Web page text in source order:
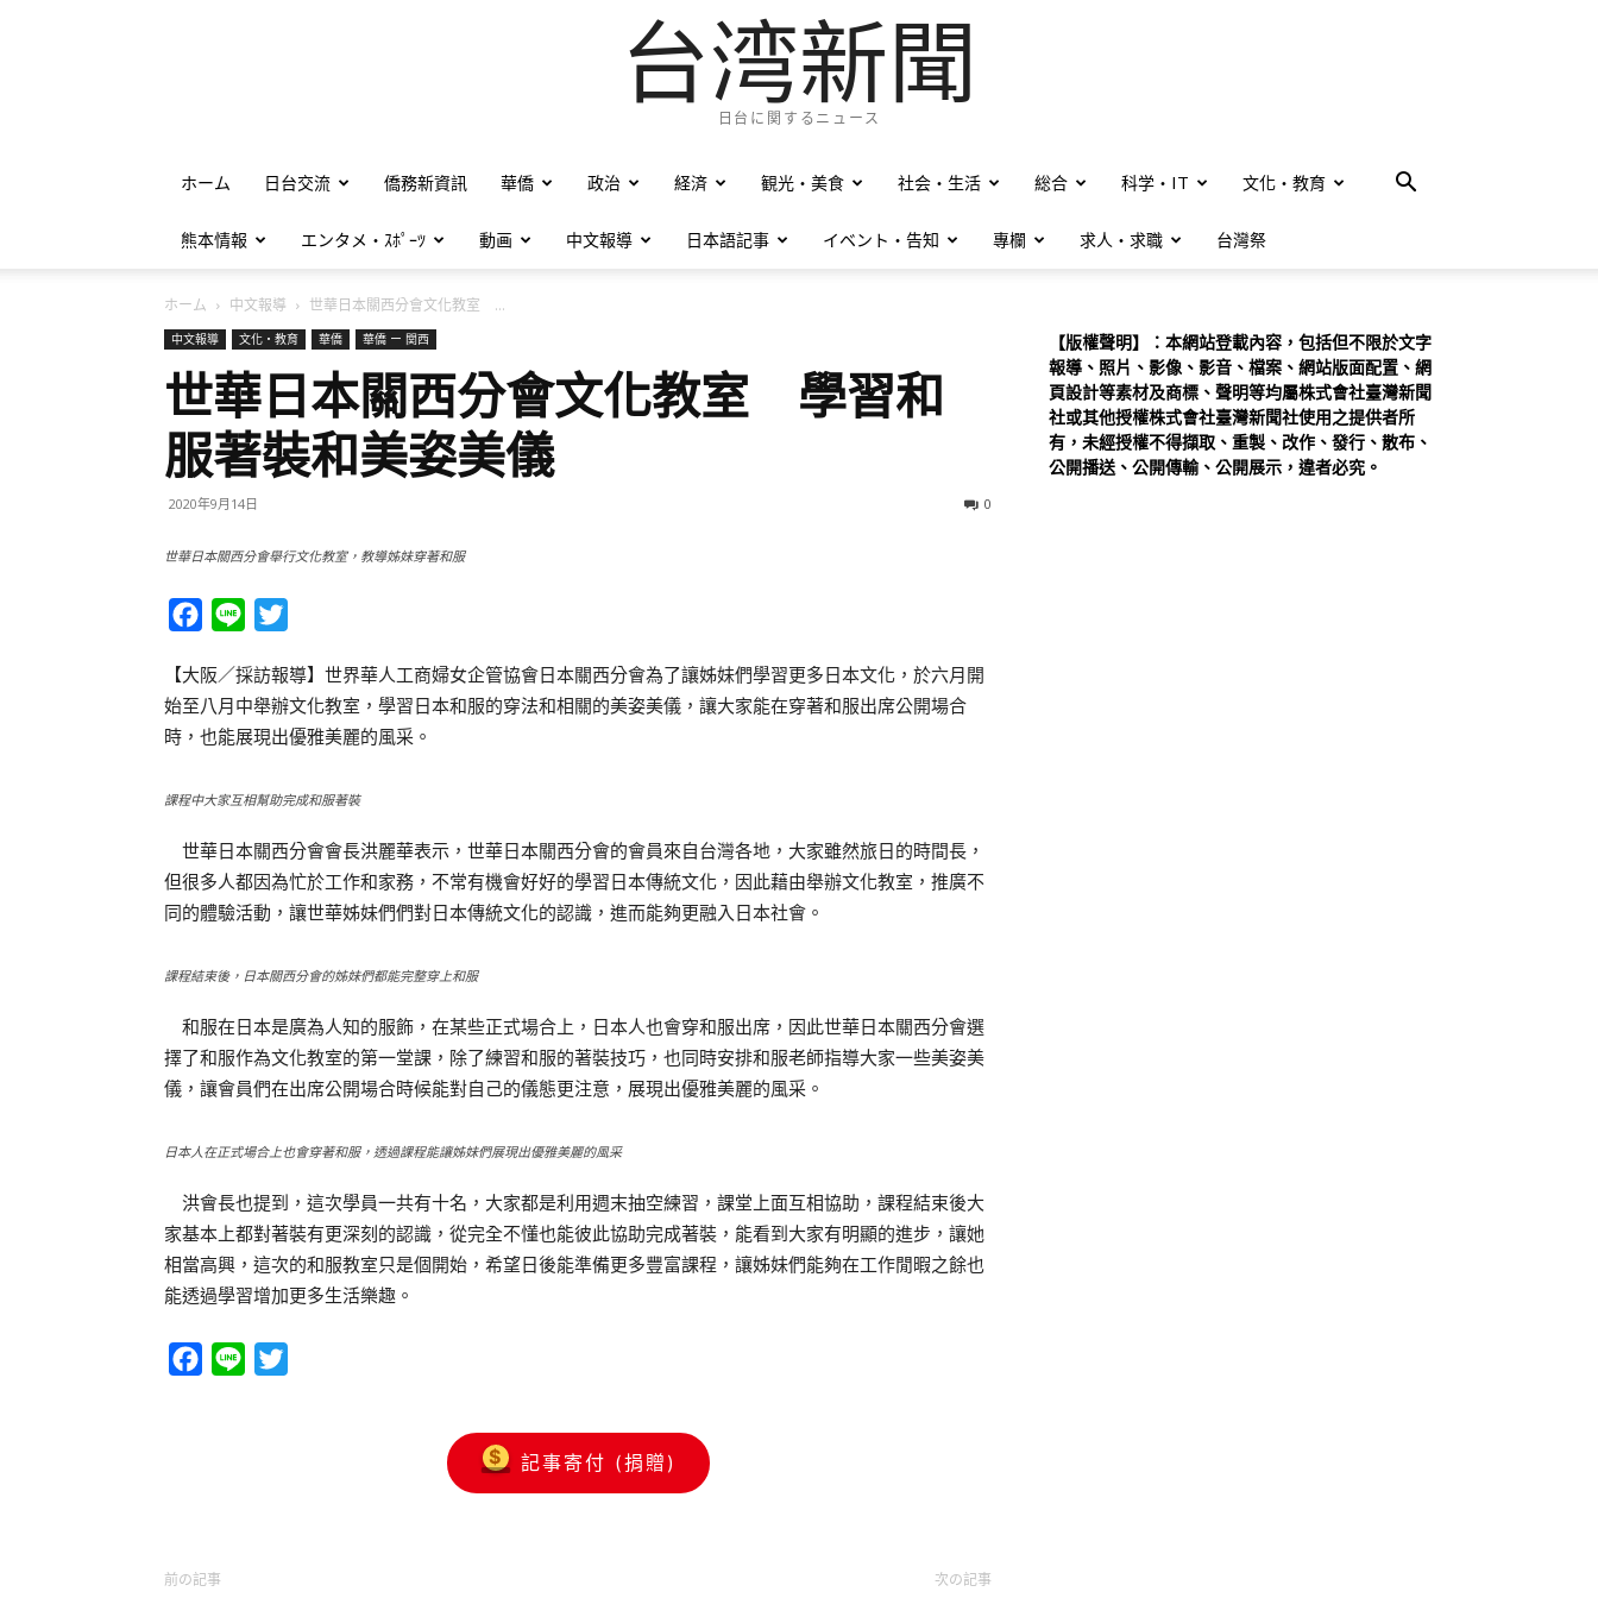
台湾新聞
日台に関するニュース
ホーム 日台交流 僑務新資訊 華僑 政治 経済 観光・美食 社会・生活 総合 科学・IT 文化・教育
熊本情報 エンタメ・ｽﾎﾟｰﾂ 動画 中文報導 日本語記事 イベント・告知 專欄 求人・求職 台灣祭
ホーム 中文報導 世華日本關西分會文化教室 ...
中文報導 文化・教育 華僑 華僑 ー 関西
世華日本關西分會文化教室 學習和
服著裝和美姿美儀
2020年9月14日 0
世華日本關西分會舉行文化教室，教導姊妹穿著和服
Facebook
Line
【大阪／採訪報導】世界華人工商婦女企管協會日本關西分會為了讓姊妹們學習更多日本文化，於六月開
始至八月中舉辦文化教室，學習日本和服的穿法和相關的美姿美儀，讓大家能在穿著和服出席公開場合
時，也能展現出優雅美麗的風采。
課程中大家互相幫助完成和服著裝
世華日本關西分會會長洪麗華表示，世華日本關西分會的會員來自台灣各地，大家雖然旅日的時間長，
但很多人都因為忙於工作和家務，不常有機會好好的學習日本傳統文化，因此藉由舉辦文化教室，推廣不
同的體驗活動，讓世華姊妹們們對日本傳統文化的認識，進而能夠更融入日本社會。
課程結束後，日本關西分會的姊妹們都能完整穿上和服
和服在日本是廣為人知的服飾，在某些正式場合上，日本人也會穿和服出席，因此世華日本關西分會選
擇了和服作為文化教室的第一堂課，除了練習和服的著裝技巧，也同時安排和服老師指導大家一些美姿美
儀，讓會員們在出席公開場合時候能對自己的儀態更注意，展現出優雅美麗的風采。
日本人在正式場合上也會穿著和服，透過課程能讓姊妹們展現出優雅美麗的風采
洪會長也提到，這次學員一共有十名，大家都是利用週末抽空練習，課堂上面互相協助，課程結束後大
家基本上都對著裝有更深刻的認識，從完全不懂也能彼此協助完成著裝，能看到大家有明顯的進步，讓她
相當高興，這次的和服教室只是個開始，希望日後能準備更多豐富課程，讓姊妹們能夠在工作閒暇之餘也
能透過學習增加更多生活樂趣。
Facebook
Line
記事寄付 (捐贈)
前の記事 次の記事
【版權聲明】：本網站登載內容，包括但不限於文字
報導、照片、影像、影音、檔案、網站版面配置、網
頁設計等素材及商標、聲明等均屬株式會社臺灣新聞
社或其他授權株式會社臺灣新聞社使用之提供者所
有，未經授權不得擷取、重製、改作、發行、散布、
公開播送、公開傳輸、公開展示，違者必究。